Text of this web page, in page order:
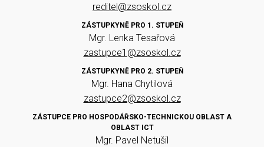
reditel@zsoskol.cz
ZÁSTUPKYNĚ PRO 1. STUPEŇ
Mgr. Lenka Tesařová
zastupce1@zsoskol.cz
ZÁSTUPKYNĚ PRO 2. STUPEŇ
Mgr. Hana Chytilová
zastupce2@zsoskol.cz
ZÁSTUPCE PRO HOSPODÁŘSKO-TECHNICKOU OBLAST A
OBLAST ICT
Mgr. Pavel Netušil